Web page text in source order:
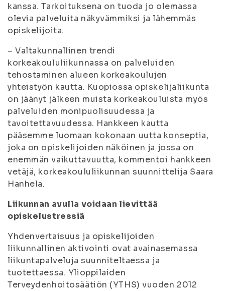
kanssa. Tarkoituksena on tuoda jo olemassa
olevia palveluita näkyvämmiksi ja lähemmäs
opiskelijoita.
– Valtakunnallinen trendi
korkeakoululiikunnassa on palveluiden
tehostaminen alueen korkeakoulujen
yhteistyön kautta. Kuopiossa opiskelijaliikunta
on jäänyt jälkeen muista korkeakouluista myös
palveluiden monipuolisuudessa ja
tavoitettavuudessa. Hankkeen kautta
pääsemme luomaan kokonaan uutta konseptia,
joka on opiskelijoiden näköinen ja jossa on
enemmän vaikuttavuutta, kommentoi hankkeen
vetäjä, korkeakoululiikunnan suunnittelija Saara
Hanhela.
Liikunnan avulla voidaan lievittää
opiskelustressiä
Yhdenvertaisuus ja opiskelijoiden
liikunnallinen aktivointi ovat avainasemassa
liikuntapalveluja suunniteltaessa ja
tuotettaessa. Ylioppilaiden
Terveydenhoitosäätiön (YTHS) vuoden 2012